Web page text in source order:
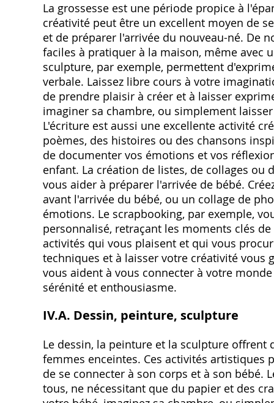
La grossesse est une période propice à
créativité peut être un excellent moyen de
et de préparer l'arrivée du nouveau-né. De
faciles à pratiquer à la maison, même avec
sculpture, par exemple, permettent
verbale. Laissez libre cours à votre
de prendre plaisir à créer et à laisser
imaginer sa chambre, ou simplement
L'écriture est aussi une excellente activité
poèmes, des histoires ou des chansons
de documenter vos émotions et vos
enfant. La création de listes, de collages
vous aider à préparer l'arrivée de bébé.
avant l'arrivée du bébé, ou un collage de
émotions. Le scrapbooking, par exemple,
personnalisé, retraçant les moments clés
activités qui vous plaisent et qui vous
techniques et à laisser votre créativité vous
vous aident à vous connecter à votre
sérénité et enthousiasme.
IV.A. Dessin, peinture, sculpture
Le dessin, la peinture et la sculpture
femmes enceintes. Ces activités
de se connecter à son corps et à son bébé.
tous, ne nécessitant que du papier et des